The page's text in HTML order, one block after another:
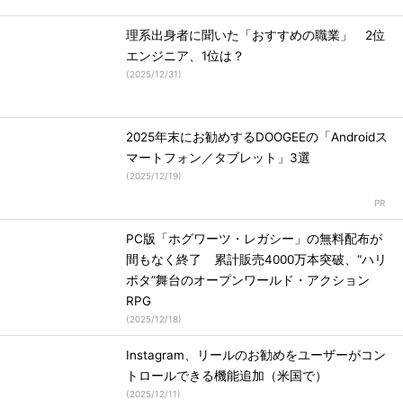
理系出身者に聞いた「おすすめの職業」 2位
エンジニア、1位は？
(2025/12/31)
2025年末にお勧めするDOOGEEの「Androidス
マートフォン／タブレット」3選
(2025/12/19)
PC版「ホグワーツ・レガシー」の無料配布が
間もなく終了 累計販売4000万本突破、“ハリ
ポタ”舞台のオープンワールド・アクション
RPG
(2025/12/18)
Instagram、リールのお勧めをユーザーがコン
トロールできる機能追加（米国で）
(2025/12/11)